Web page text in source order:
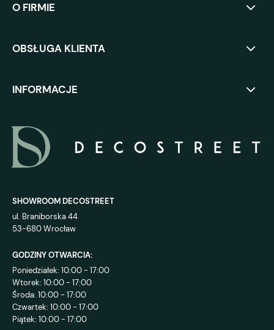
O FIRMIE
OBSŁUGA KLIENTA
INFORMACJE
SHOWROOM DECOSTREET
ul. Braniborska 44
53-680 Wrocław
GODZINY OTWARCIA:
Poniedziałek: 10:00 - 17:00
Wtorek: 10:00 - 17:00
Środa: 10:00 - 17:00
Czwartek: 10:00 - 17:00
Piątek: 10:00 - 17:00